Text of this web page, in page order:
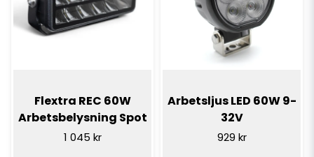
Flextra REC 60W
Arbetsbelysning Spot
1 045 kr
Arbetsljus LED 60W 9-
32V
929 kr